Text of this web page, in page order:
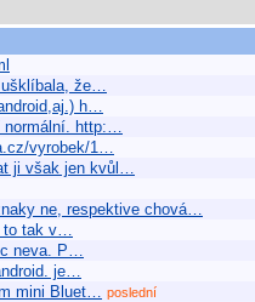
že…
h…
http:…
vyrobek/1…
ji však jen kvůl…
ne, respektive chová…
tak v…
neva. P…
je…
mini Bluet… poslední